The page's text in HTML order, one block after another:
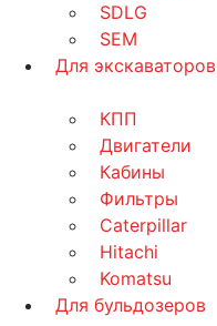
SDLG
SEM
Для экскаваторов
КПП
Двигатели
Кабины
Фильтры
Caterpillar
Hitachi
Komatsu
Для бульдозеров